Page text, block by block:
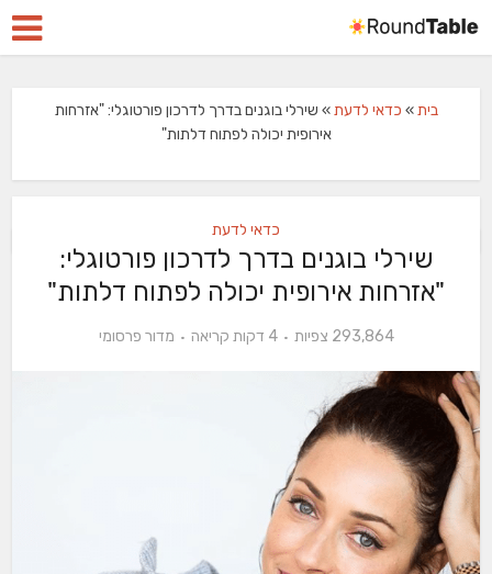
בית» כדאי לדעת» שירלי בוגנים בדרך לדרכון פורטוגלי: "אזרחות
אירופית יכולה לפתוח דלתות"
כדאי לדעת
שירלי בוגנים בדרך לדרכון פורטוגלי:
"אזרחות אירופית יכולה לפתוח דלתות"
293,864 צפיות 4 דקות קריאה מדור פרסומי